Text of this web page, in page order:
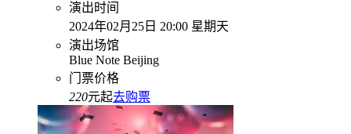
演出时间
2024年02月25日 20:00 星期天
演出场馆
Blue Note Beijing
门票价格
220元起去购票